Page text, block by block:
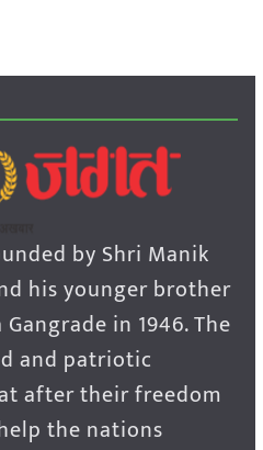
by Shri Manik
his younger brother
in 1946. The
and patriotic
after their freedom
the nations